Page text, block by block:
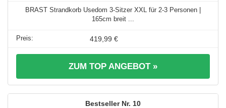
BRAST Strandkorb Usedom 3-Sitzer XXL für 2-3 Personen |
165cm breit ...
419,99 €
ZUM TOP ANGEBOT »
10